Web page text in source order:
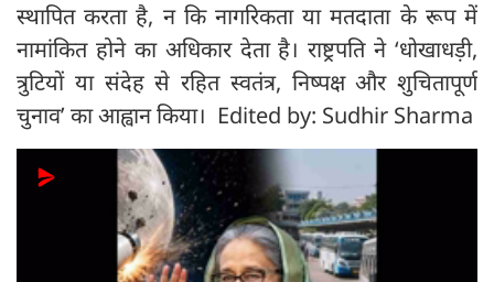
स्थापित करता है, न कि नागरिकता या मतदाता के रूप में
नामांकित होने का अधिकार देता है। राष्ट्रपति ने ‘धोखाधड़ी,
त्रुटियों या संदेह से रहित स्वतंत्र, निष्पक्ष और शुचितापूर्ण
चुनाव’ का आह्वान किया। Edited by: Sudhir Sharma